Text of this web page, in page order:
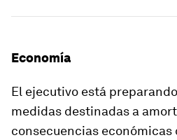
Economía
El ejecutivo está
medidas destinadas a
consecuencias económicas